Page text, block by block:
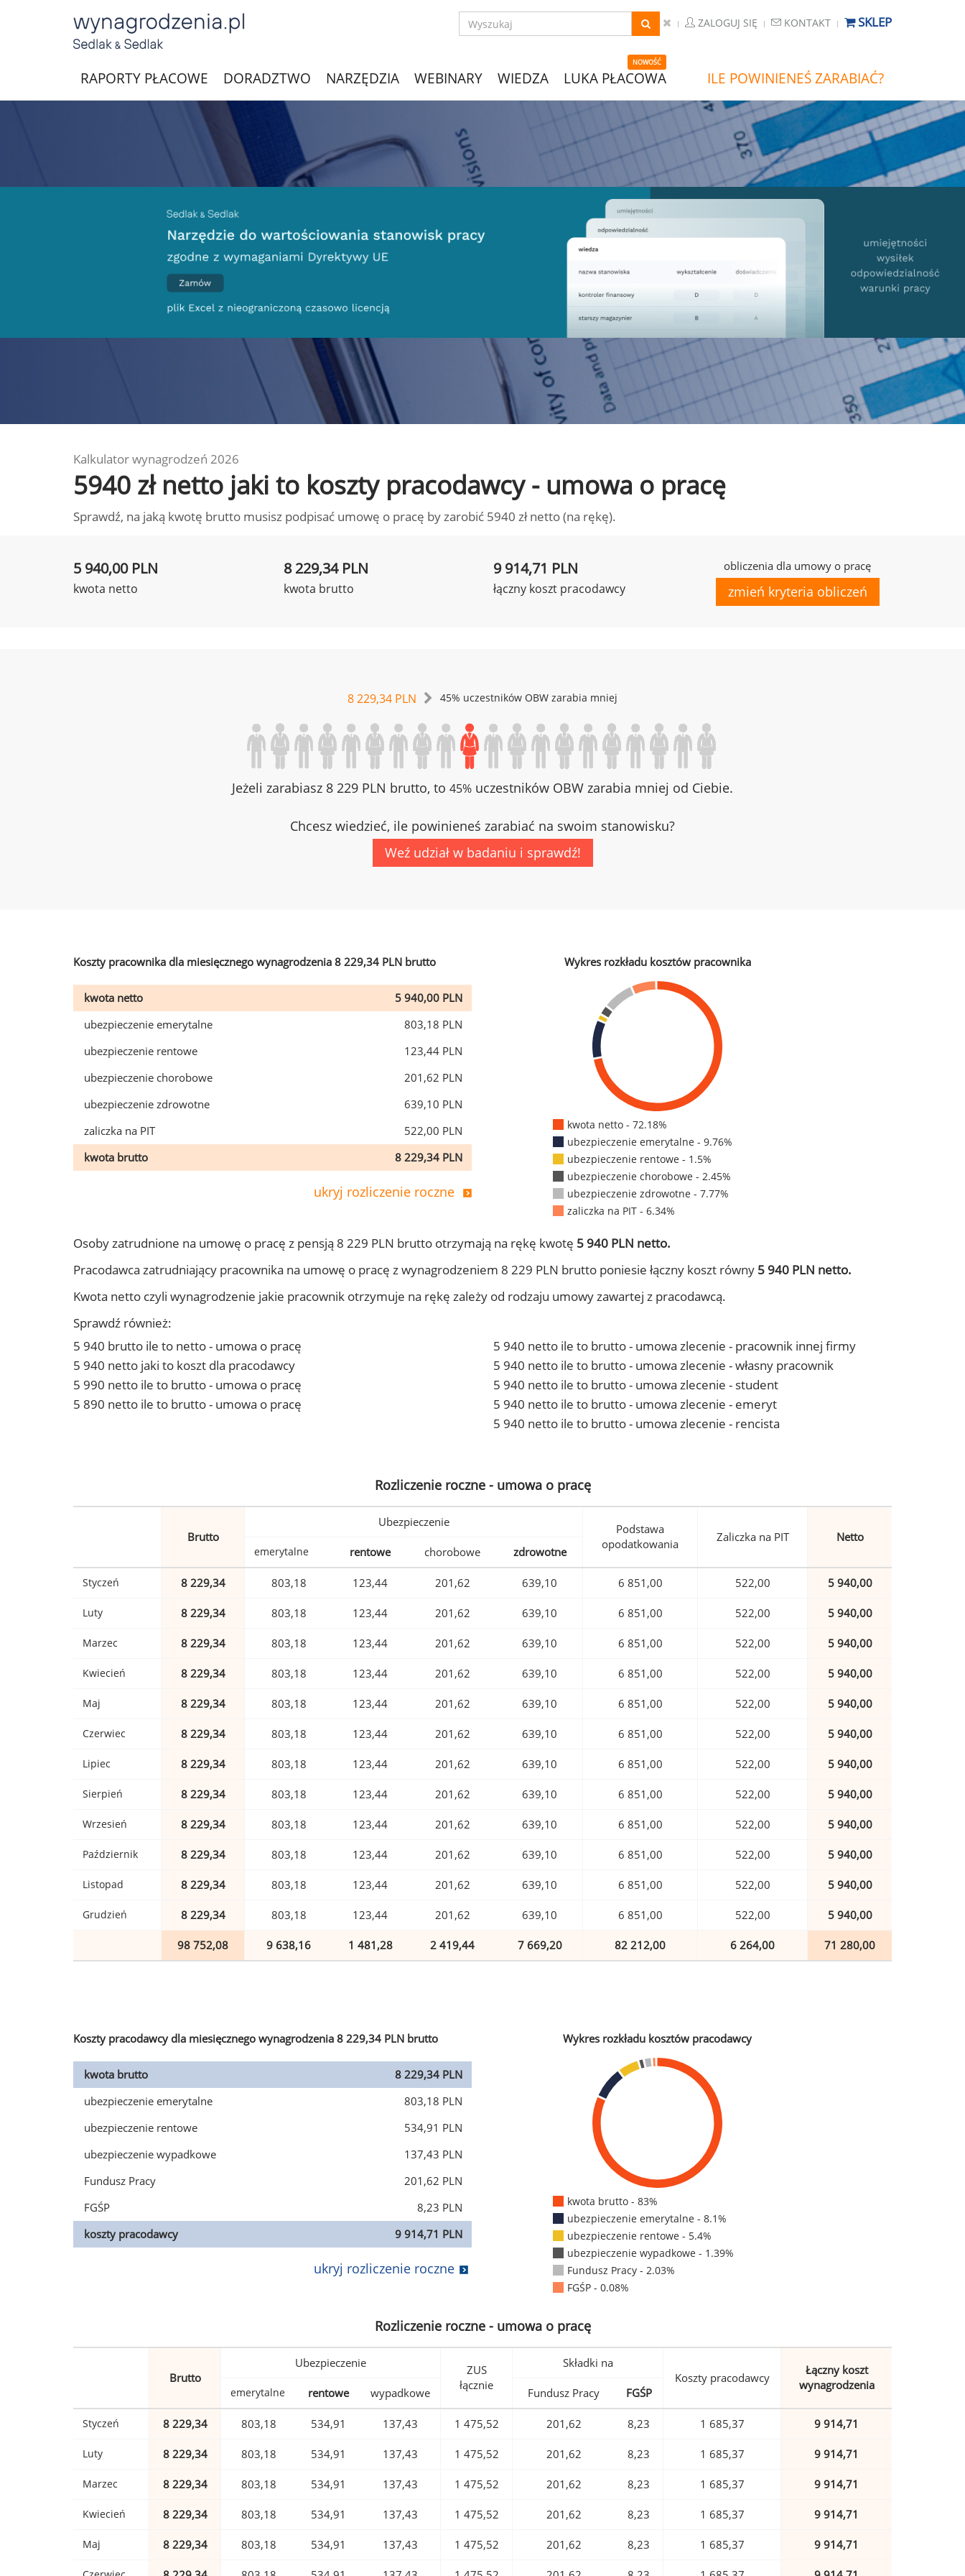
ZALOGUJ SIĘ KONTAKT SKLEP
RAPORTY PŁACOWE DORADZTWO NARZĘDZIA WEBINARY WIEDZA
NOWOŚĆ
LUKA PŁACOWA ILE POWINIENEŚ ZARABIAĆ?
Kalkulator wynagrodzeń 2026
5940 zł netto jaki to koszty pracodawcy - umowa o pracę
Sprawdź, na jaką kwotę brutto musisz podpisać umowę o pracę by zarobić 5940 zł netto (na rękę).
5 940,00 PLN
kwota netto
8 229,34 PLN
kwota brutto
9 914,71 PLN
łączny koszt pracodawcy
obliczenia dla umowy o pracę
zmień kryteria obliczeń
8 229,34 PLN 45% uczestników OBW zarabia mniej
Jeżeli zarabiasz 8 229 PLN brutto, to 45% uczestników OBW zarabia mniej od Ciebie.
Chcesz wiedzieć, ile powinieneś zarabiać na swoim stanowisku?
Weź udział w badaniu i sprawdź!
Koszty pracownika dla miesięcznego wynagrodzenia 8 229,34 PLN brutto
kwota netto
5 940,00 PLN
ubezpieczenie emerytalne
803,18 PLN
ubezpieczenie rentowe
123,44 PLN
ubezpieczenie chorobowe
201,62 PLN
ubezpieczenie zdrowotne
639,10 PLN
zaliczka na PIT
522,00 PLN
kwota brutto
8 229,34 PLN
ukryj rozliczenie roczne
Wykres rozkładu kosztów pracownika
kwota netto - 72.18%
ubezpieczenie emerytalne - 9.76%
ubezpieczenie rentowe - 1.5%
ubezpieczenie chorobowe - 2.45%
ubezpieczenie zdrowotne - 7.77%
zaliczka na PIT - 6.34%
Osoby zatrudnione na umowę o pracę z pensją 8 229 PLN brutto otrzymają na rękę kwotę 5 940 PLN netto.
Pracodawca zatrudniający pracownika na umowę o pracę z wynagrodzeniem 8 229 PLN brutto poniesie łączny koszt równy 5 940 PLN netto.
Kwota netto czyli wynagrodzenie jakie pracownik otrzymuje na rękę zależy od rodzaju umowy zawartej z pracodawcą.
Sprawdź również:
5 940 brutto ile to netto - umowa o pracę
5 940 netto jaki to koszt dla pracodawcy
5 990 netto ile to brutto - umowa o pracę
5 890 netto ile to brutto - umowa o pracę
5 940 netto ile to brutto - umowa zlecenie - pracownik innej firmy
5 940 netto ile to brutto - umowa zlecenie - własny pracownik
5 940 netto ile to brutto - umowa zlecenie - student
5 940 netto ile to brutto - umowa zlecenie - emeryt
5 940 netto ile to brutto - umowa zlecenie - rencista
Rozliczenie roczne - umowa o pracę
Brutto
Ubezpieczenie
Podstawa
opodatkowania
Zaliczka na PIT Netto
emerytalne rentowe chorobowe zdrowotne
Styczeń 8 229,34 803,18 123,44 201,62 639,10 6 851,00 522,00 5 940,00
Luty 8 229,34 803,18 123,44 201,62 639,10 6 851,00 522,00 5 940,00
Marzec 8 229,34 803,18 123,44 201,62 639,10 6 851,00 522,00 5 940,00
Kwiecień 8 229,34 803,18 123,44 201,62 639,10 6 851,00 522,00 5 940,00
Maj 8 229,34 803,18 123,44 201,62 639,10 6 851,00 522,00 5 940,00
Czerwiec 8 229,34 803,18 123,44 201,62 639,10 6 851,00 522,00 5 940,00
Lipiec 8 229,34 803,18 123,44 201,62 639,10 6 851,00 522,00 5 940,00
Sierpień 8 229,34 803,18 123,44 201,62 639,10 6 851,00 522,00 5 940,00
Wrzesień 8 229,34 803,18 123,44 201,62 639,10 6 851,00 522,00 5 940,00
Październik 8 229,34 803,18 123,44 201,62 639,10 6 851,00 522,00 5 940,00
Listopad 8 229,34 803,18 123,44 201,62 639,10 6 851,00 522,00 5 940,00
Grudzień 8 229,34 803,18 123,44 201,62 639,10 6 851,00 522,00 5 940,00
98 752,08 9 638,16 1 481,28 2 419,44 7 669,20 82 212,00 6 264,00 71 280,00
Koszty pracodawcy dla miesięcznego wynagrodzenia 8 229,34 PLN brutto
kwota brutto
8 229,34 PLN
ubezpieczenie emerytalne
803,18 PLN
ubezpieczenie rentowe
534,91 PLN
ubezpieczenie wypadkowe
137,43 PLN
Fundusz Pracy
201,62 PLN
FGŚP
8,23 PLN
koszty pracodawcy
9 914,71 PLN
ukryj rozliczenie roczne
Wykres rozkładu kosztów pracodawcy
kwota brutto - 83%
ubezpieczenie emerytalne - 8.1%
ubezpieczenie rentowe - 5.4%
ubezpieczenie wypadkowe - 1.39%
Fundusz Pracy - 2.03%
FGŚP - 0.08%
Rozliczenie roczne - umowa o pracę
Brutto
Ubezpieczenie
ZUS
łącznie
Składki na
Koszty pracodawcy
Łączny koszt
wynagrodzenia
emerytalne rentowe wypadkowe Fundusz Pracy FGŚP
Styczeń 8 229,34 803,18 534,91 137,43 1 475,52 201,62 8,23 1 685,37 9 914,71
Luty 8 229,34 803,18 534,91 137,43 1 475,52 201,62 8,23 1 685,37 9 914,71
Marzec 8 229,34 803,18 534,91 137,43 1 475,52 201,62 8,23 1 685,37 9 914,71
Kwiecień 8 229,34 803,18 534,91 137,43 1 475,52 201,62 8,23 1 685,37 9 914,71
Maj 8 229,34 803,18 534,91 137,43 1 475,52 201,62 8,23 1 685,37 9 914,71